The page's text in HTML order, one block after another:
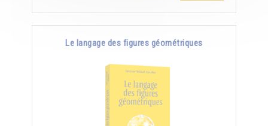
Le langage des figures géométriques